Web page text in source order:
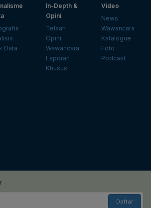
Data
In-Depth &
Opini
Telaah
Opini
Wawancara
Laporan
Khusus
Video
News
Wawancara
Katalogue
Foto
Podcast
Daftar